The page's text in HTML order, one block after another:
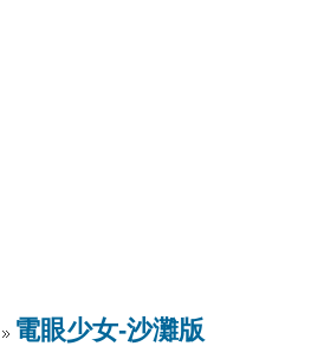
電眼少女-沙灘版